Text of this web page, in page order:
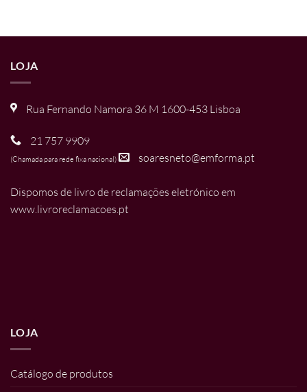
LOJA
Rua Fernando Namora 36 M 1600-453 Lisboa
21 757 9909
(Chamada para rede fixa nacional) soaresneto@emforma.pt
Dispomos de livro de reclamações eletrónico em
www.livroreclamacoes.pt
LOJA
Catálogo de produtos